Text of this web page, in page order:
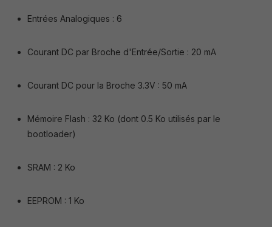
Entrées Analogiques : 6
Courant DC par Broche d'Entrée/Sortie : 20 mA
Courant DC pour la Broche 3.3V : 50 mA
Mémoire Flash : 32 Ko (dont 0.5 Ko utilisés par le
bootloader)
SRAM : 2 Ko
EEPROM : 1 Ko